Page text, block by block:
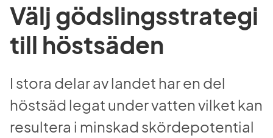
Välj gödslingsstrategi
till höstsäden
I stora delar av landet har en del
höstsäd legat under vatten vilket kan
resultera i minskad skördepotential